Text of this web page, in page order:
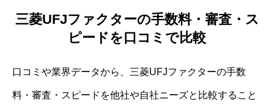
三菱UFJファクターの手数料・審査・ス
ピードを口コミで比較
口コミや業界データから、三菱UFJファクターの手数
料・審査・スピードを他社や自社ニーズと比較すること